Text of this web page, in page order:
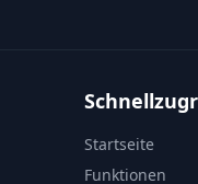
Startseite
Funktionen